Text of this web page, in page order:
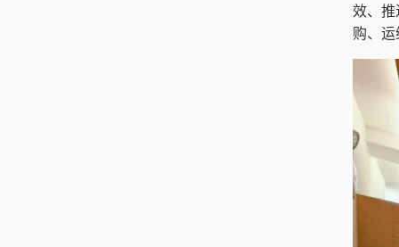
效、
购、